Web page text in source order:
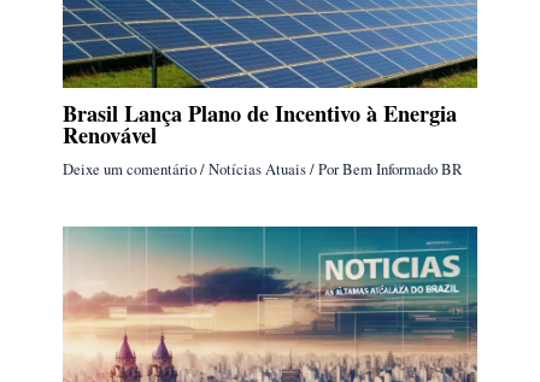
Brasil Lança Plano de Incentivo à Energia
Renovável
Deixe um comentário/Notícias Atuais/ PorBem Informado BR